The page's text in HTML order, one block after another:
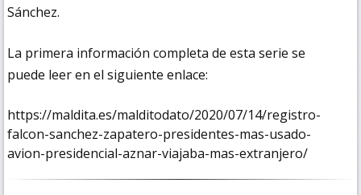
Sánchez.
La primera información completa de esta serie se
puede leer en el siguiente enlace:
https://maldita.es/malditodato/2020/07/14/registro-
falcon-sanchez-zapatero-presidentes-mas-usado-
avion-presidencial-aznar-viajaba-mas-extranjero/